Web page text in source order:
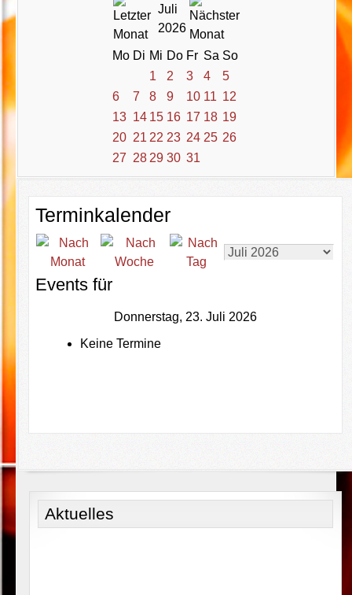
Juli
2026
Mo Di Mi Do Fr Sa So
1
2 3 4
5
6
7 8 9 10 11 12
13 14 15 16 17 18 19
20 21 22 23 24 25 26
27 28 29 30 31
Terminkalender
Events für
Donnerstag, 23. Juli 2026
Keine Termine
Aktuelles